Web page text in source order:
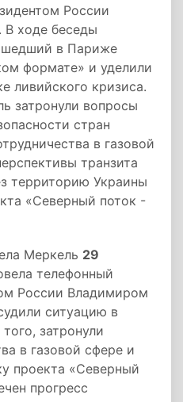
России
ходе беседы
в Париже
формате» и уделили
ливийского кризиса.
затронули вопросы
стран
в газовой
транзита
территорию Украины
«Северный поток -
Меркель 29
телефонный
России Владимиром
ситуацию в
затронули
в газовой сфере и
проекта «Северный
прогресс